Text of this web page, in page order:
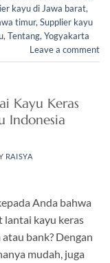
kayu di Jawa barat,
timur, Supplier kayu
, Tentang, Yogyakarta
Leave a comment
Kayu Keras
Indonesia
RAISYA
Anda bahwa
lantai kayu keras
bank? Dengan
mudah, juga